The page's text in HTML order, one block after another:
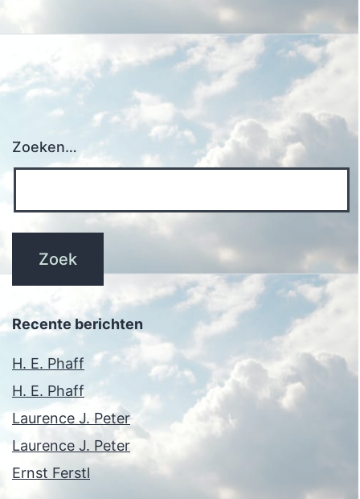
Zoeken…
Recente berichten
H. E. Phaff
H. E. Phaff
Laurence J. Peter
Laurence J. Peter
Ernst Ferstl